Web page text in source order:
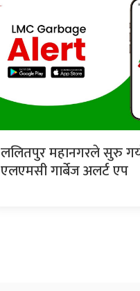
ललितपुर महानगरले सुरु
एलएमसी गार्बेज अलर्ट एप